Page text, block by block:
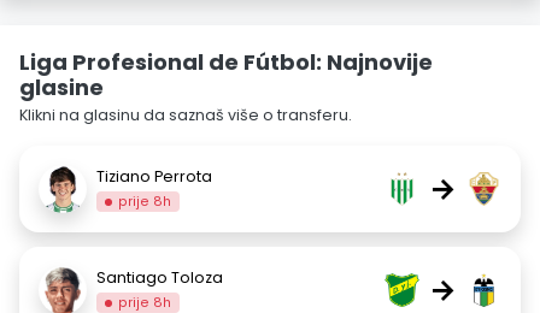
Liga Profesional de Fútbol: Najnovije
glasine
Klikni na glasinu da saznaš više o transferu.
Tiziano Perrota
prije 8h →
Santiago Toloza
prije 8h →